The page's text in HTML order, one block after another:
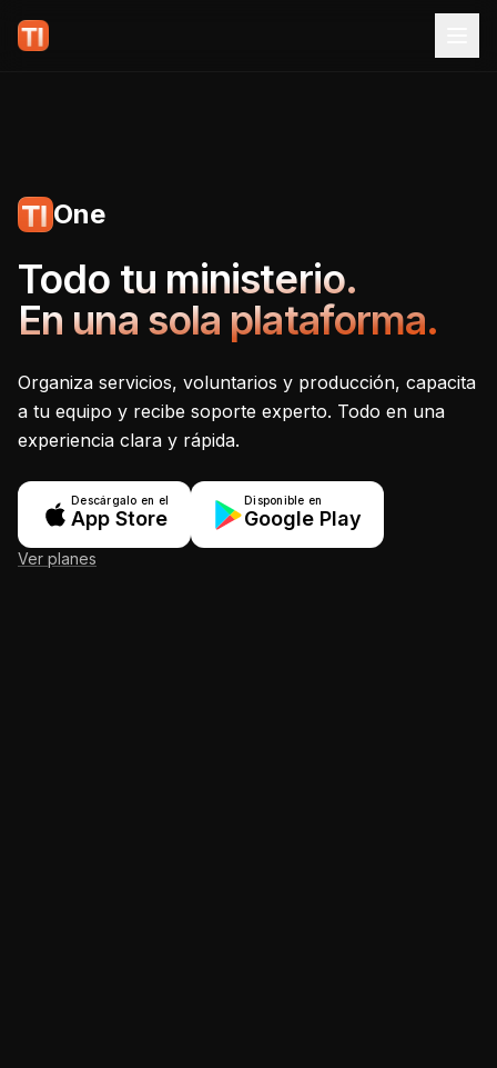
One
Tecnoiglesia One -
Todo tu ministerio.
En una sola plataforma.
Organiza servicios, voluntarios y producción, capacita
a tu equipo y recibe soporte experto. Todo en una
experiencia clara y rápida.
Descárgalo en el
App Store
Disponible en
Google Play
Ver planes